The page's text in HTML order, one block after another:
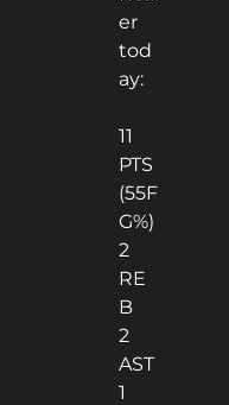
er
tod
ay:
11
PTS
(55F
G%)
2
RE
B
2
AST
1